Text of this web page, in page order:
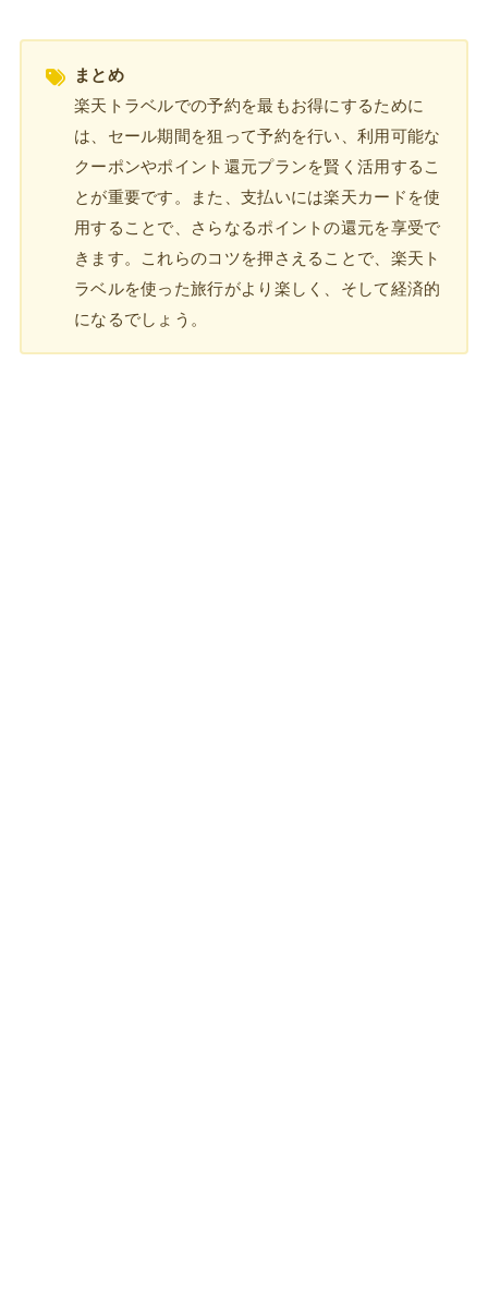
まとめ
楽天トラベルでの予約を最もお得にするために
は、セール期間を狙って予約を行い、利用可能な
クーポンやポイント還元プランを賢く活用するこ
とが重要です。また、支払いには楽天カードを使
用することで、さらなるポイントの還元を享受で
きます。これらのコツを押さえることで、楽天ト
ラベルを使った旅行がより楽しく、そして経済的
になるでしょう。